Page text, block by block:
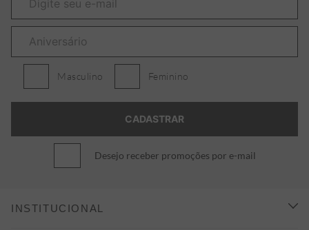
Masculino Feminino
Desejo receber promoções por e-mail
INSTITUCIONAL